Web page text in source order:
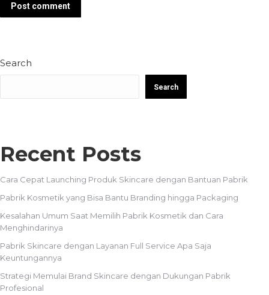
Post comment
Search
Search
Recent Posts
Cara Cepat Launching Produk Skincare dengan Bantuan Pabrik
Pabrik Kosmetik yang Bisa Bantu Branding hingga Packaging
Kesalahan Umum Saat Memilih Pabrik Kosmetik dan Cara
Menghindarinya
Pabrik Skincare dengan Layanan Full Service Apa Saja
Keuntungannya
Strategi Memulai Brand Skincare dengan Dukungan Pabrik
Profesional